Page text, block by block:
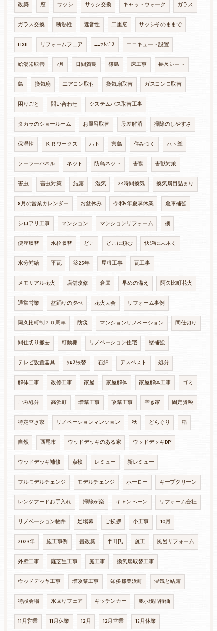
改築 窓 サッシ サッシ交換 キャットウォーク ガラス
ガラス交換 断熱性 遮音性 二重窓 サッシそのままで
LIXIL リフォームフェア ﾕﾆｯﾄﾊﾞｽ エコキュート設置
給湯器取替 7月 日間賀島 篠島 床工事 長尺シート
島 換気扇 エアコン取付 換気扇取替 ガスコンロ取替
困りごと 問い合わせ システムバス取替工事
タカラのショールーム お風呂取替 段差解消 掃除のしやすさ
保温性 ＫＲワークス ハト 害鳥 住みつく ハト糞
ソーラーパネル ネット 防鳥ネット 害獣 害獣対策
害虫 害虫対策 結露 湿気 24時間換気 換気扇目詰まり
8月の営業カレンダー お盆休み 令和5年夏季休業 倉庫補強
シロアリ工事 マンション マンションリフォーム 襖
便座取替 水栓取替 どこ どこに頼む 快適に末永く
水分補給 平瓦 築25年 屋根工事 瓦工事
メモリアル花火 店舗改修 倉庫 早めの備え 阿久比町花火
通常営業 盆踊りの夕べ 花火大会 リフォーム事例
阿久比町制７０周年 防災 マンションリノベーション 間仕切り
間仕切り撤去 可動棚 リノベーション住宅 壁補強
テレビ設置器具 ｸﾛｽ張替 石綿 アスベスト 処分
解体工事 改修工事 家屋 家屋解体 家屋解体工事 ゴミ
ごみ処分 高浜町 増築工事 改築工事 空き家 固定資税
特定空き家 リノベーションマンション 秋 どんぐり 稲
自然 西尾市 ウッドデッキのある家 ウッドデッキDIY
ウッドデッキ補修 点検 レミュー 新レミュー
フルモデルチェンジ モデルチェンジ ホーロー キープクリーン
レンジフードお手入れ 掃除が楽 キャンペーン リフォーム会社
リノベーション物件 足場幕 ご挨拶 小工事 10月
2023年 施工事例 畳改築 半田氏 施工 風呂リフォーム
外壁工事 庭芝生工事 庭工事 換気扇取替工事
ウッドデッキ工事 増改築工事 知多郡美浜町 湿気と結露
特設会場 水回りフェア キッチンカー 展示現品特価
11月営業 11月休業 12月 12月営業 12月休業